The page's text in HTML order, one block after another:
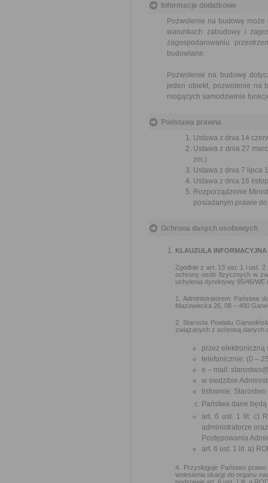
Informacje dodatkowe
Pozwolenie na budowę może
warunkach zabudowy i
zagospodarowaniu
budowlane.
Pozwolenie na budowę
jeden obiekt, pozwolenie na
mogących samodzielnie
Podstawa prawna
Ustawa z dnia 14
Ustawa z dnia 27
zm.)
Ustawa z dnia 7 lipca
Ustawa z dnia 16
Rozporządzenie
posiadanym prawie
Ochrona danych osobowych
KLAUZULA INFORMACYJNA
Zgodnie z art. 13 ust. 1 i ust. 2
ochrony osób fizycznych w
uchylenia dyrektywy 95/46/
1. Administratorem Państwa
Mazowiecka 26, 08 – 400
2. Starosta Powiatu
związanych z ochroną danych
przez elektroniczną
telefonicznie: (0 –
e – mail:
w siedzibie
listownie:
Państwa dane
art. 6 ust. 1 lit. c)
administratorze
Postępowania
art. 6 ust. 1 lit. a)
4. Przysługuje Państwu
wniesienia skargi do organu